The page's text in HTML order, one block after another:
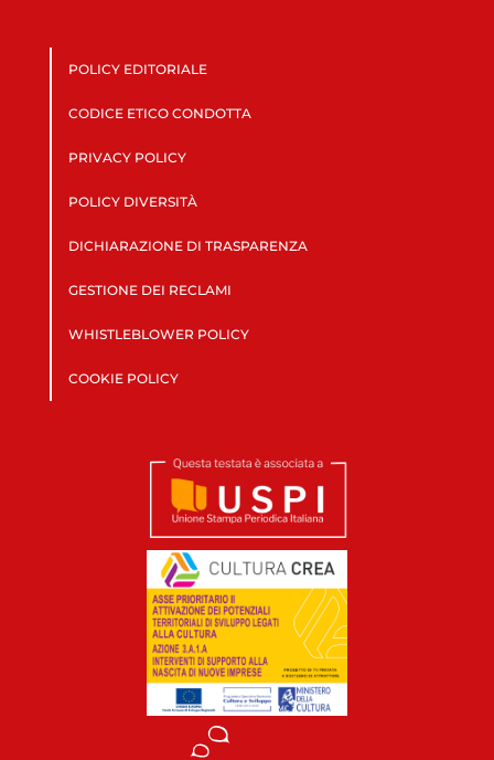
POLICY EDITORIALE
CODICE ETICO CONDOTTA
PRIVACY POLICY
POLICY DIVERSITÀ
DICHIARAZIONE DI TRASPARENZA
GESTIONE DEI RECLAMI
WHISTLEBLOWER POLICY
COOKIE POLICY